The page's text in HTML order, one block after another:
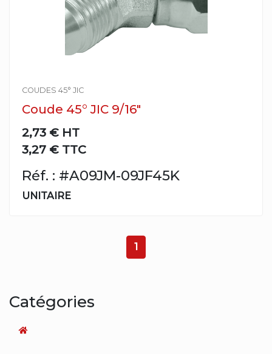
COUDES 45° JIC
Coude 45° JIC 9/16"
2,73 € HT
3,27 € TTC
Réf. : #A09JM-09JF45K
UNITAIRE
1
Catégories